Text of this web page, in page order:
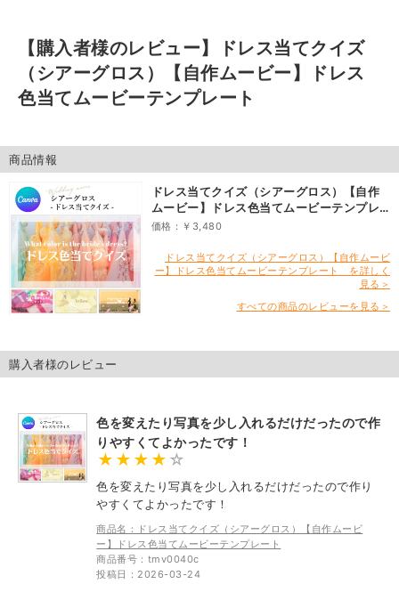
【購入者様のレビュー】
ドレス当てクイズ
（シアーグロス）【自作ムービー】ドレス
色当てムービーテンプレート
商品情報
ドレス当てクイズ（シアーグロス）【自作
ムービー】ドレス色当てムービーテンプレ
ート
価格：￥3,480
ドレス当てクイズ（シアーグロス）【自作ムービ
ー】ドレス色当てムービーテンプレート を詳しく
見る＞
すべての商品のレビューを見る＞
購入者様のレビュー
色を変えたり写真を少し入れるだけだったので作
りやすくてよかったです！
色を変えたり写真を少し入れるだけだったので作り
やすくてよかったです！
商品名：ドレス当てクイズ（シアーグロス）【自作ムービ
ー】ドレス色当てムービーテンプレート
商品番号：tmv0040c
投稿日：2026-03-24